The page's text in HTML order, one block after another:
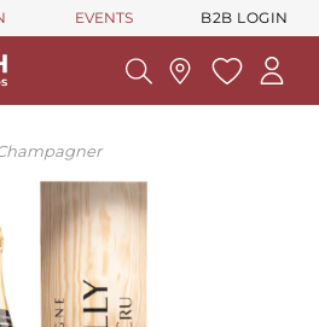
EVENTS B2B LOGIN